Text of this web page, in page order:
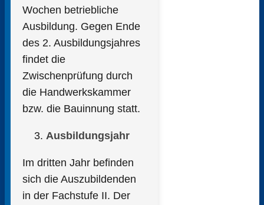
Wochen betriebliche
Ausbildung. Gegen Ende
des 2. Ausbildungsjahres
findet die
Zwischenprüfung durch
die Handwerkskammer
bzw. die Bauinnung statt.
Ausbildungsjahr
Im dritten Jahr befinden
sich die Auszubildenden
in der Fachstufe II. Der